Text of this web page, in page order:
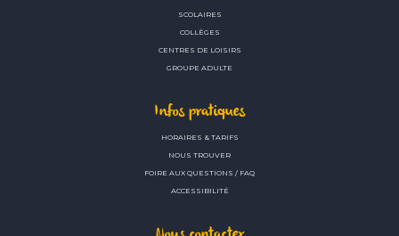
SCOLAIRES
COLLÈGES
CENTRES DE LOISIRS
GROUPE ADULTE
Infos pratiques
HORAIRES & TARIFS
NOUS TROUVER
FOIRE AUX QUESTIONS / FAQ
ACCESSIBILITÉ